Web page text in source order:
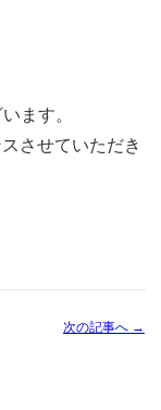
ます。
させていただき
次の記事へ →